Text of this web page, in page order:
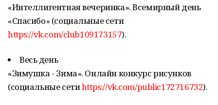
«Интеллигентная вечеринка». Всемирный день
«Спасибо» (социальные сети
https://vk.com/club109173157).
Весь день
«Зимушка - Зима». Онлайн конкурс рисунков
(социальные сетиhttps://vk.com/public172716732).